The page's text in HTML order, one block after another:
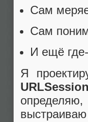
Сам
Сам
И ещё
Я